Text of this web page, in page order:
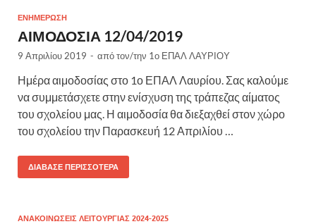
ΕΝΗΜΕΡΩΣΗ
ΑΙΜΟΔΟΣΙΑ 12/04/2019
9 Απριλίου 2019 - από τον/την 1ο ΕΠΑΛ ΛΑΥΡΙΟΥ
Ημέρα αιμοδοσίας στο 1ο ΕΠΑΛ Λαυρίου. Σας καλούμε
να συμμετάσχετε στην ενίσχυση της τράπεζας αίματος
του σχολείου μας. Η αιμοδοσία θα διεξαχθεί στον χώρο
του σχολείου την Παρασκευή 12 Απριλίου …
ΔΙΆΒΑΣΕ ΠΕΡΙΣΣΌΤΕΡΑ
ΑΝΑΚΟΙΝΩΣΕΙΣ ΛΕΙΤΟΥΡΓΙΑΣ 2024-2025